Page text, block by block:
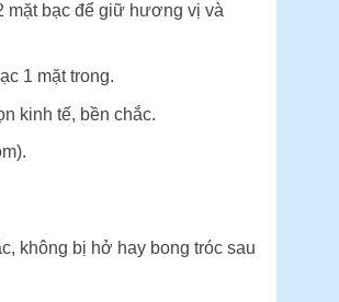
mặt bạc để giữ hương vị và
1 mặt trong.
kinh tế, bền chắc.
không bị hở hay bong tróc sau